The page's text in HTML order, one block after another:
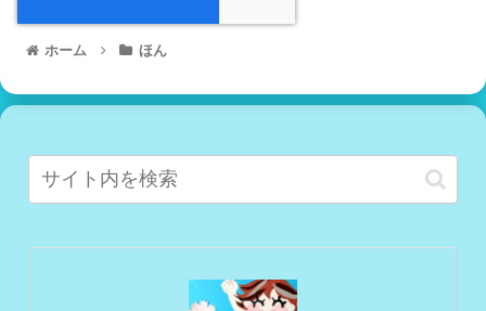
ホーム ほん